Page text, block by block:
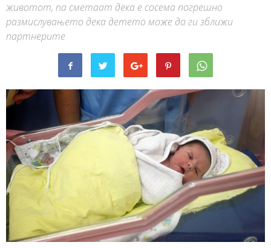
животот, па сметаат дека е сосема погрешно
размислувањето дека детето може да ги зближи
партнерите